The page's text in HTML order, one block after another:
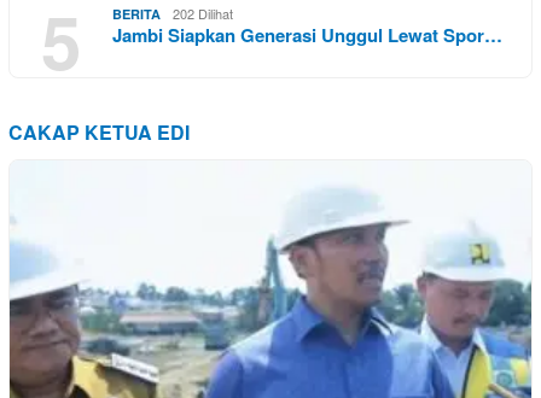
5 BERITA 202 Dilihat
Jambi Siapkan Generasi Unggul Lewat Spor…
CAKAP KETUA EDI